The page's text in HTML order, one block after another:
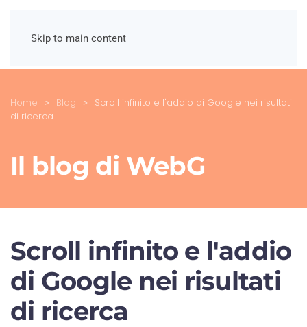
Skip to main content
Home Blog
Scroll infinito e l'addio di Google nei risultati
di ricerca
Il blog di WebG
Scroll infinito e l'addio
di Google nei risultati
di ricerca